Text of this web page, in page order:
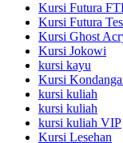
Kursi Futura
Kursi Futura
Kursi Ghost
Kursi Jokowi
kursi kayu
Kursi
kursi kuliah
kursi kuliah
kursi kuliah VIP
Kursi Lesehan